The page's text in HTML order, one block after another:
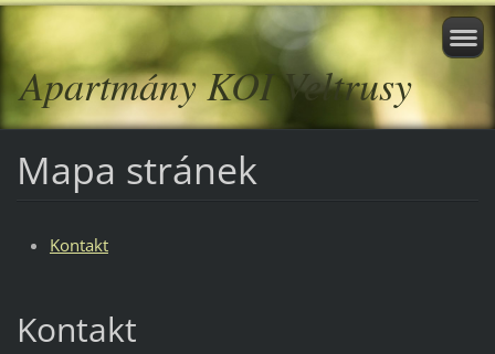
Apartmány KOI Veltrusy
Mapa stránek
Kontakt
Kontakt